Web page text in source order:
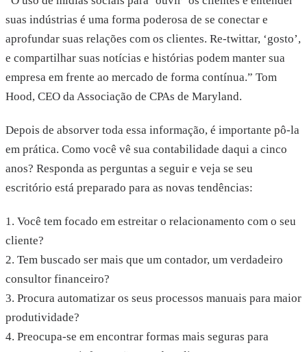
suas indústrias é uma forma poderosa de se conectar e
aprofundar suas relações com os clientes. Re-twittar, ‘gosto’,
e compartilhar suas notícias e histórias podem manter sua
empresa em frente ao mercado de forma contínua.” Tom
Hood, CEO da Associação de CPAs de Maryland.
Depois de absorver toda essa informação, é importante pô-la
em prática. Como você vê sua contabilidade daqui a cinco
anos? Responda as perguntas a seguir e veja se seu
escritório está preparado para as novas tendências:
1. Você tem focado em estreitar o relacionamento com o seu
cliente?
2. Tem buscado ser mais que um contador, um verdadeiro
consultor financeiro?
3. Procura automatizar os seus processos manuais para maior
produtividade?
4. Preocupa-se em encontrar formas mais seguras para